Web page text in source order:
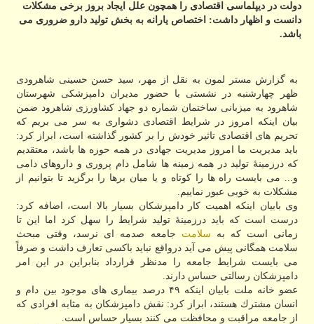
دولت در دیپلماسی اقتصادی را همچون علل ایجاد بروز برخی مشكلات
دانست و اظهار داشت: اختصاص یارانه به بخش تولید دارو ضروری می
باشد.
به گزارش مستر لمون به نقل از مهر، سید حسن حسینی شاهرودی
ظهر چهارشنبه در نشستی با حضور مدیران دامپزشكی شهرستان
شاهرود به میزبانی ساختمان شماره دو جهاد كشاورزی شاهرود ضمن
بیان اینكه امروز در شرایط اقتصادی دشواری به سر می بریم كه
تحریم های اقتصادی تاثیر خودش را بر كشور گذاشته است، ابراز كرد:
باید مدیریت ما امروز مدیریت جهادی در همه حوزه ها باشد، معتقدیم
كه درزمینهٔ تولید در همه زمینه ها شامل دام پروری و داروهای دامی
و... می بایست راه ها را كوتاه و یا میان برها را برگزید تا بتوانیم از
مشكلات به خوبی عبور نماییم.
وی بابیان اینكه اهمیت كار دامپزشكان بسیار بالا است، اضافه كرد:
درست است كه باید درزمینهٔ تولید شرایط را سهل كرد اما این تا
زمانی است كه به سلامت جامعه صدمه ای نرسد، وقتی مبحث
سلامت همگانی پیش می آید درواقع نباید باكسی تعارف داشت و صرفاً
می بایست شرایط جامعه را مدنظر قرارداد بنابراین در این امر
دامپزشكان رسالتی حساس دارند.
عضو خانه ملت بابیان اینكه ۴۹ درصد بیماری های موجود بین دام و
انسان مشترك هستند، ابراز كرد: نقش دامپزشكان به مثابه افرادی كه
از جامعه مراقبت و محافظت می كنند بسیار حساس است.